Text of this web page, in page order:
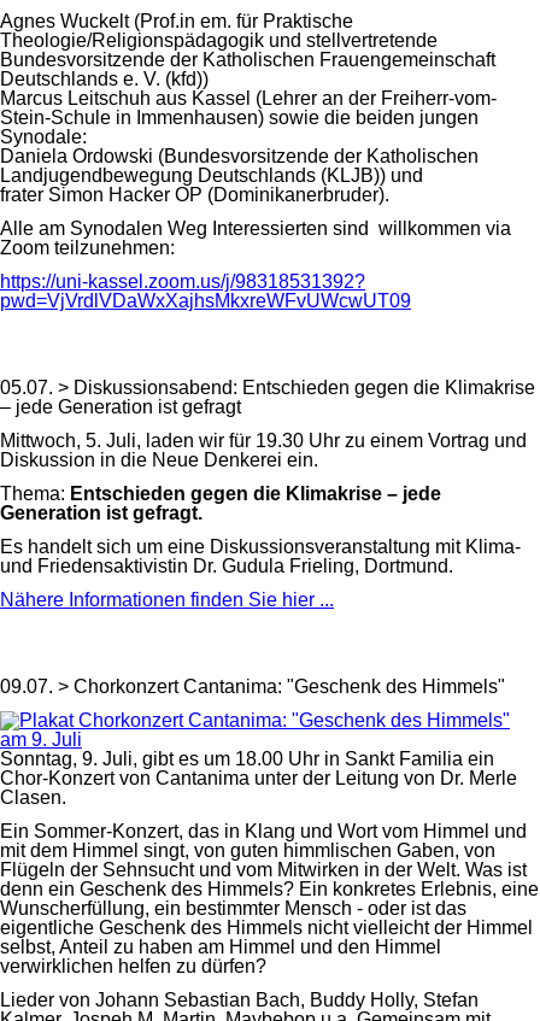
Agnes Wuckelt (Prof.in em. für Praktische
Theologie/Religionspädagogik und stellvertretende
Bundesvorsitzende der Katholischen Frauengemeinschaft
Deutschlands e. V. (kfd))
Marcus Leitschuh aus Kassel (Lehrer an der Freiherr-vom-
Stein-Schule in Immenhausen) sowie die beiden jungen
Synodale:
Daniela Ordowski (Bundesvorsitzende der Katholischen
Landjugendbewegung Deutschlands (KLJB)) und
frater Simon Hacker OP (Dominikanerbruder).
Alle am Synodalen Weg Interessierten sind willkommen via
Zoom teilzunehmen:
https://uni-kassel.zoom.us/j/98318531392?
pwd=VjVrdlVDaWxXajhsMkxreWFvUWcwUT09
05.07. > Diskussionsabend: Entschieden gegen die Klimakrise
– jede Generation ist gefragt
Mittwoch, 5. Juli, laden wir für 19.30 Uhr zu einem Vortrag und
Diskussion in die Neue Denkerei ein.
Thema: Entschieden gegen die Klimakrise – jede
Generation ist gefragt.
Es handelt sich um eine Diskussionsveranstaltung mit Klima-
und Friedensaktivistin Dr. Gudula Frieling, Dortmund.
Nähere Informationen finden Sie hier ...
09.07. > Chorkonzert Cantanima: "Geschenk des Himmels"
Sonntag, 9. Juli, gibt es um 18.00 Uhr in Sankt Familia ein
Chor-Konzert von Cantanima unter der Leitung von Dr. Merle
Clasen.
Ein Sommer-Konzert, das in Klang und Wort vom Himmel und
mit dem Himmel singt, von guten himmlischen Gaben, von
Flügeln der Sehnsucht und vom Mitwirken in der Welt. Was ist
denn ein Geschenk des Himmels? Ein konkretes Erlebnis, eine
Wunscherfüllung, ein bestimmter Mensch - oder ist das
eigentliche Geschenk des Himmels nicht vielleicht der Himmel
selbst, Anteil zu haben am Himmel und den Himmel
verwirklichen helfen zu dürfen?
Lieder von Johann Sebastian Bach, Buddy Holly, Stefan